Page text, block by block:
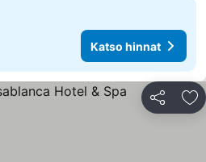
Katso hinnat
Jaa